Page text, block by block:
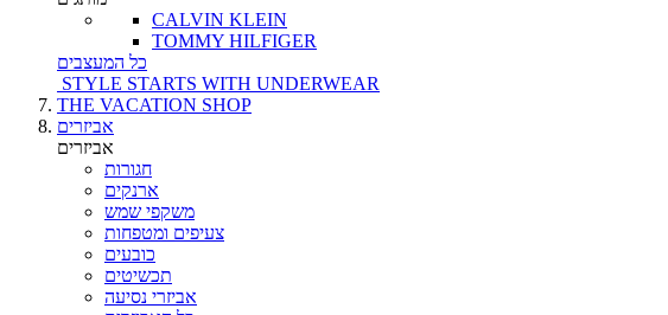
CALVIN KLEIN
TOMMY HILFIGER
כל המעצבים
STYLE STARTS WITH UNDERWEAR
THE VACATION SHOP
אביזרים
אביזרים
חגורות
ארנקים
משקפי שמש
צעיפים ומטפחות
כובעים
תכשיטים
אביזרי נסיעה